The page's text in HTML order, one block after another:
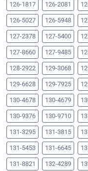
126-1817 126-2081
126-5027 126-5948
127-2378 127-5400
127-8660 127-9485
128-2922 129-3068
129-6628 129-7925
130-4678 130-4679
130-9376 130-9710
131-3295 131-3815
131-5453 131-6645
131-8821 132-4289